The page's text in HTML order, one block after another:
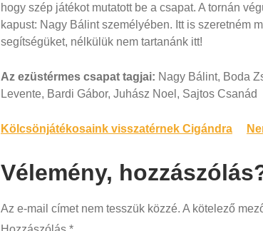
hogy szép játékot mutatott be a csapat. A tornán
kapust: Nagy Bálint személyében. Itt is szeretném
segítségüket, nélkülük nem tartanánk itt!
Az ezüstérmes csapat tagjai: Nagy Bálint, Boda
Levente, Bardi Gábor, Juhász Noel, Sajtos Csanád
Bejegyzés
navigáció
Kölcsönjátékosaink visszatérnek Cigándra
Vélemény,
Az e-mail címet nem tesszük közzé. A kötelező